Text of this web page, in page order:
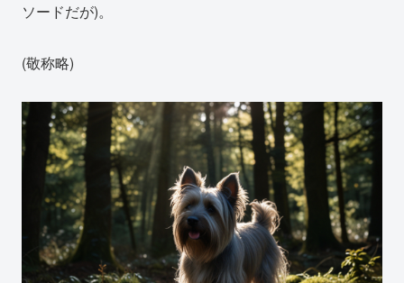
ソードだが)。
(敬称略)